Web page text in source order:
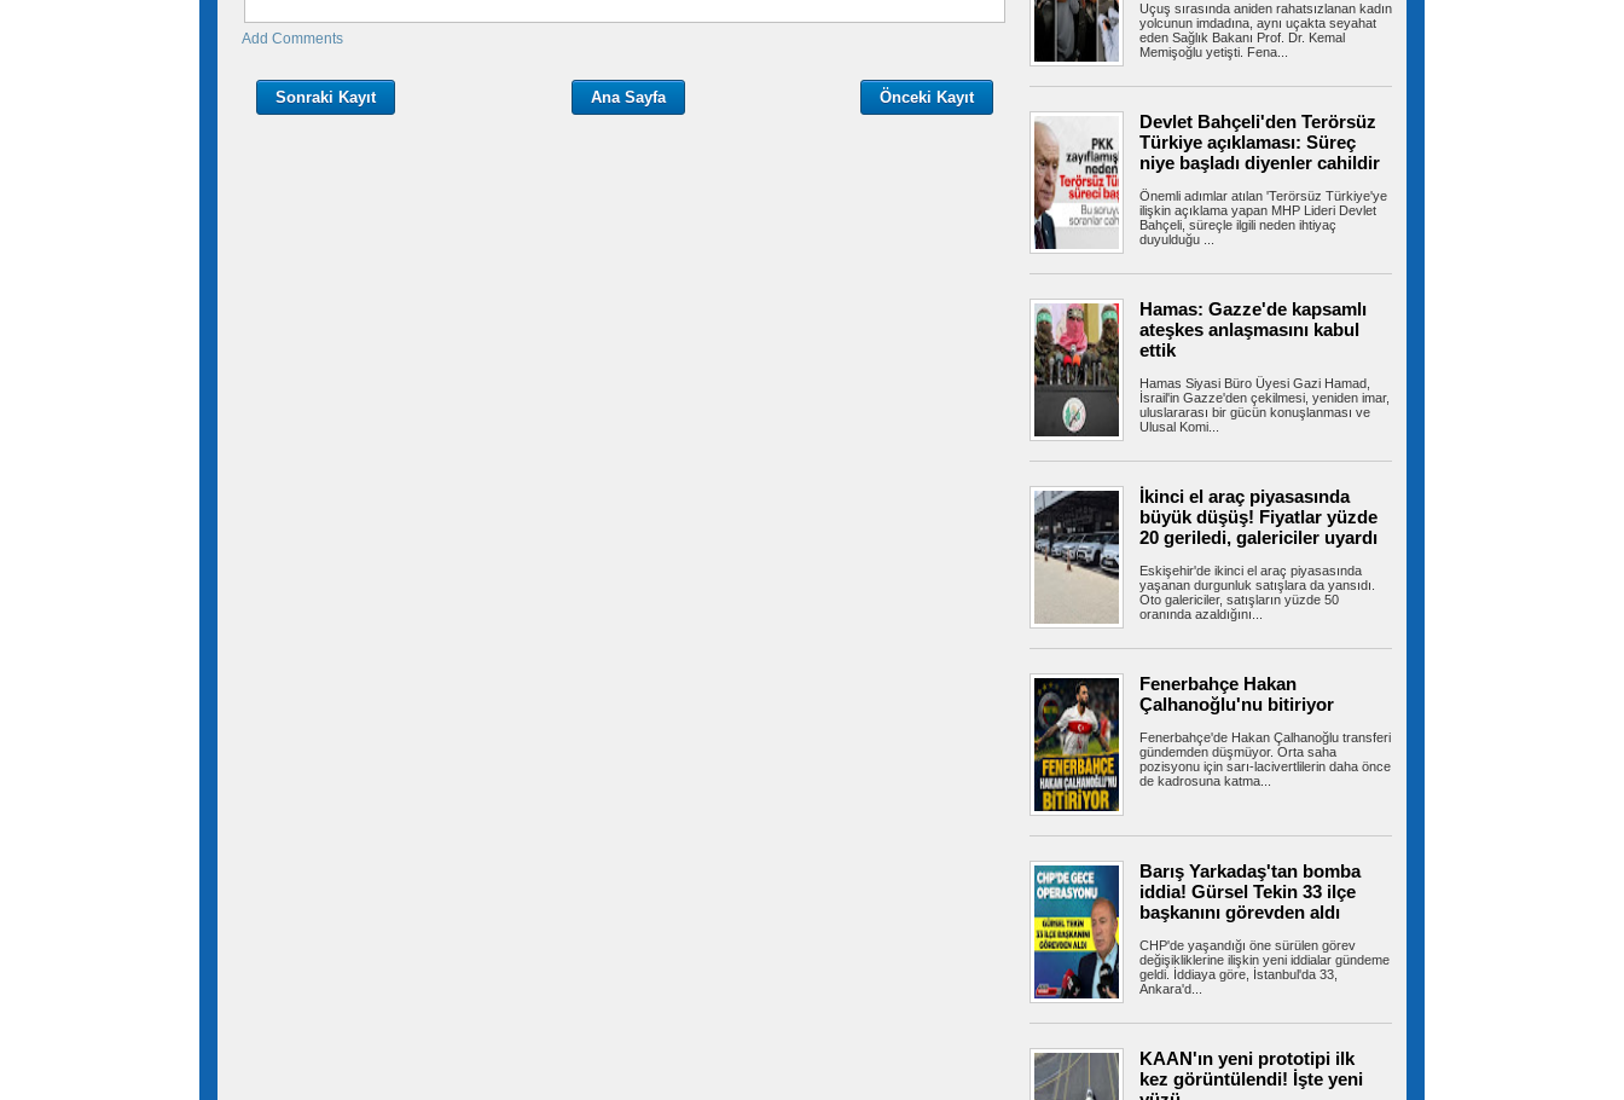
Add Comments
Sonraki Kayıt Önceki Kayıt
Ana Sayfa
ÜMRANİYE Belediyesi, gençlerin üniversite
hayallerini gerçeğe dönüştürmek ve...
ABD, İran Devrim Muhafızları
bağlantılı Irak'a ait hava yolu şirketini yaptırım
listesinden çıkardı
ABD-İran müzakereleri Hürmüz Boğazı'na
TBMM'deki teklifte kritik detay!
Örgüt yöneticilerine kapı kapandı
TBMM Başkanlığı'na sunulan "Millî Dayanışma
ve Toplumsal Bütünleşmenin...
Fenerbahçe ArsaVev geri döndü!
Tur için avantajı kaptı
Fenerbahçe ArsaVev, UEFA Kadınlar
Şampiyonlar Ligi 2. Ön Eleme Turu yarı...
şenlikle sona erdi
Esenler Belediyesi koordinasyonunda
düzenlenen Esenler Yaz Okulları, 6 hafta...
'Umman ile ulaşım güzergahına ilişkin
mutabakata varıldı'
İran ile Umman'ın Hürmüz...
Terörsüz Türkiye için hazırlanan
Çerçeve Yasa Teklifi'nin maddeleri belli oldu,
işte tam metni
Uçuş sırasında aniden rahatsızlanan kadın
yolcunun imdadına, aynı uçakta seyahat
eden Sağlık Bakanı Prof. Dr. Kemal
Memişoğlu yetişti. Fena...
Devlet Bahçeli'den Terörsüz
Türkiye açıklaması: Süreç
niye başladı diyenler cahildir
Önemli adımlar atılan 'Terörsüz Türkiye'ye
ilişkin açıklama yapan MHP Lideri Devlet
Bahçeli, süreçle ilgili neden ihtiyaç
duyulduğu ...
Hamas: Gazze'de kapsamlı
ateşkes anlaşmasını kabul
ettik
Hamas Siyasi Büro Üyesi Gazi Hamad,
İsrail'in Gazze'den çekilmesi, yeniden imar,
uluslararası bir gücün konuşlanması ve
Ulusal Komi...
İkinci el araç piyasasında
büyük düşüş! Fiyatlar yüzde
20 geriledi, galericiler uyardı
Eskişehir'de ikinci el araç piyasasında
yaşanan durgunluk satışlara da yansıdı.
Oto galericiler, satışların yüzde 50
oranında azaldığını...
Fenerbahçe Hakan
Çalhanoğlu'nu bitiriyor
Fenerbahçe'de Hakan Çalhanoğlu transferi
gündemden düşmüyor. Orta saha
pozisyonu için sarı-lacivertlilerin daha önce
de kadrosuna katma...
Barış Yarkadaş'tan bomba
iddia! Gürsel Tekin 33 ilçe
başkanını görevden aldı
CHP'de yaşandığı öne sürülen görev
değişikliklerine ilişkin yeni iddialar gündeme
geldi. İddiaya göre, İstanbul'da 33,
Ankara'd...
KAAN'ın yeni prototipi ilk
kez görüntülendi! İşte yeni